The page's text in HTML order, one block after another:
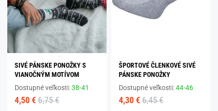
SIVÉ PÁNSKE PONOŽKY S
VIANOČNÝM MOTÍVOM
Dostupné veľkosti:38-41
4,50 € 6,75 €
ŠPORTOVÉ ČLENKOVÉ SIVÉ
PÁNSKE PONOŽKY
Dostupné veľkosti:44-46
4,30 € 6,45 €